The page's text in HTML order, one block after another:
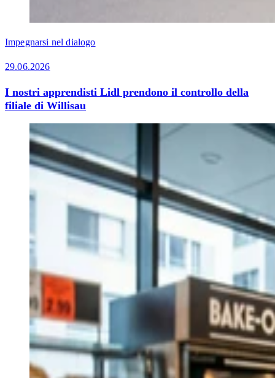
Impegnarsi nel dialogo
29.06.2026
I nostri apprendisti Lidl prendono il controllo della
filiale di Willisau